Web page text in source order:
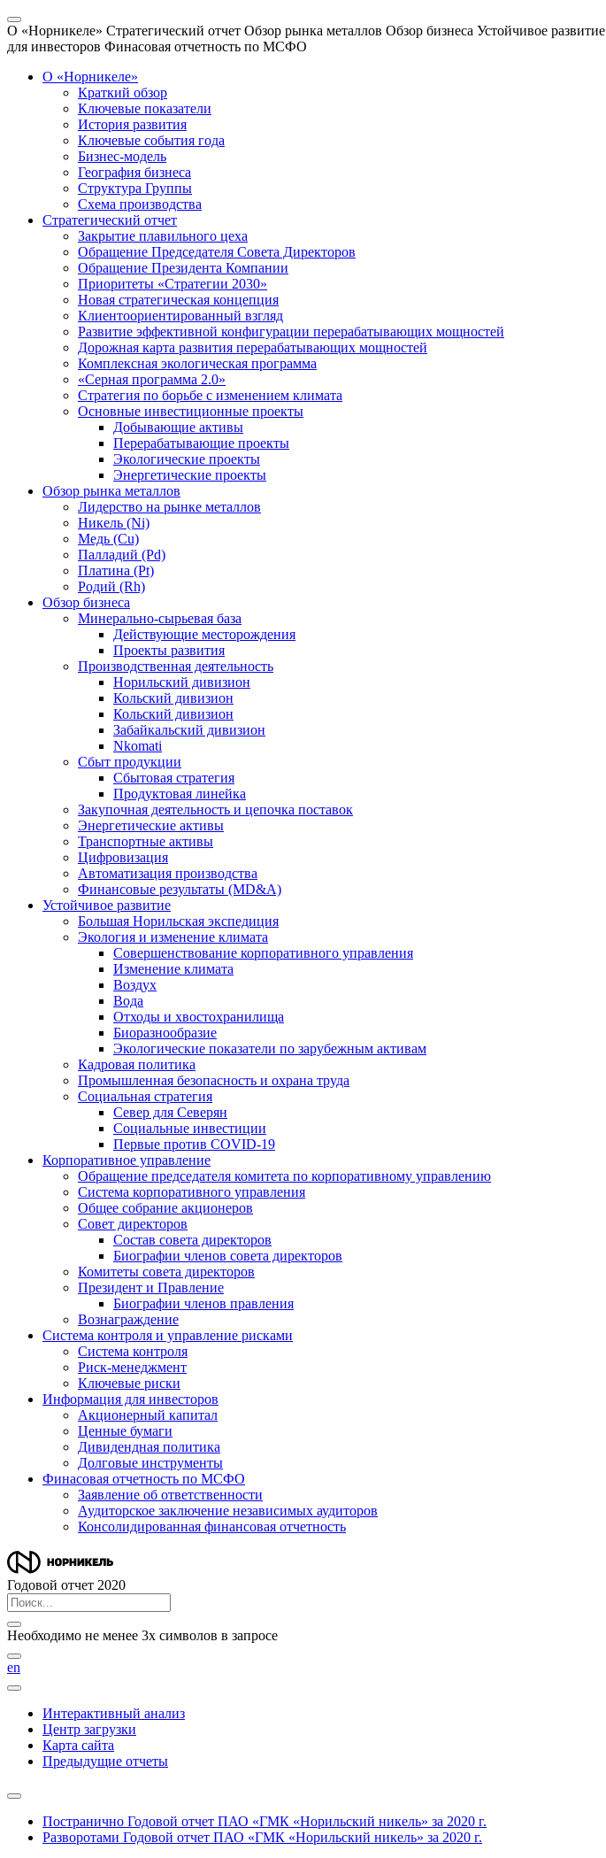
О «Норникеле» Стратегический отчет Обзор рынка металлов Обзор бизнеса Устойчивое развитие
для инвесторов Финасовая отчетность по МСФО
О «Норникеле»
Краткий обзор
Ключевые показатели
История развития
Ключевые события года
Бизнес-модель
География бизнеса
Структура Группы
Схема производства
Стратегический отчет
Закрытие плавильного цеха
Обращение Председателя Совета Директоров
Обращение Президента Компании
Приоритеты «Стратегии 2030»
Новая стратегическая концепция
Клиентоориентированный взгляд
Развитие эффективной конфигурации перерабатывающих мощностей
Дорожная карта развития перерабатывающих мощностей
Комплексная экологическая программа
«Серная программа 2.0»
Стратегия по борьбе с изменением климата
Основные инвестиционные проекты
Добывающие активы
Перерабатывающие проекты
Экологические проекты
Энергетические проекты
Обзор рынка металлов
Лидерство на рынке металлов
Никель (Ni)
Медь (Cu)
Палладий (Pd)
Платина (Pt)
Родий (Rh)
Обзор бизнеса
Минерально-сырьевая база
Действующие месторождения
Проекты развития
Производственная деятельность
Норильский дивизион
Кольский дивизион
Кольский дивизион
Забайкальский дивизион
Nkomati
Сбыт продукции
Сбытовая стратегия
Продуктовая линейка
Закупочная деятельность и цепочка поставок
Энергетические активы
Транспортные активы
Цифровизация
Автоматизация производства
Финансовые результаты (MD&A)
Устойчивое развитие
Большая Норильская экспедиция
Экология и изменение климата
Совершенствование корпоративного управления
Изменение климата
Воздух
Вода
Отходы и хвостохранилища
Биоразнообразие
Экологические показатели по зарубежным активам
Кадровая политика
Промышленная безопасность и охрана труда
Социальная стратегия
Север для Северян
Социальные инвестиции
Первые против COVID‑19
Корпоративное управление
Обращение председателя комитета по корпоративному управлению
Система корпоративного управления
Общее собрание акционеров
Совет директоров
Состав совета директоров
Биографии членов совета директоров
Комитеты совета директоров
Президент и Правление
Биографии членов правления
Вознаграждение
Система контроля и управление рисками
Система контроля
Риск-менеджмент
Ключевые риски
Информация для инвесторов
Акционерный капитал
Ценные бумаги
Дивидендная политика
Долговые инструменты
Финасовая отчетность по МСФО
Заявление об ответственности
Аудиторское заключение независимых аудиторов
Консолидированная финансовая отчетность
Годовой отчет 2020
Необходимо не менее 3х символов в запросе
en
Интерактивный анализ
Центр загрузки
Карта сайта
Предыдущие отчеты
Постранично Годовой отчет ПАО «ГМК «Норильский никель» за 2020 г.
Разворотами Годовой отчет ПАО «ГМК «Норильский никель» за 2020 г.